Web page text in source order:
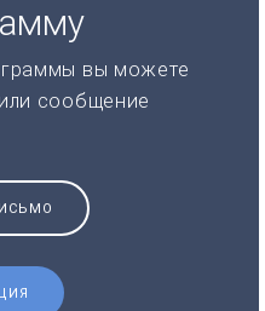
вы можете
сообщение